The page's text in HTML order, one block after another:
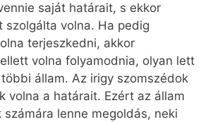
saját határait, s ekkor
szolgálta volna. Ha pedig
terjeszkedni, akkor
volna folyamodnia, olyan lett
állam. Az irigy szomszédok
volna a határait. Ezért az állam
számára lenne megoldás, neki